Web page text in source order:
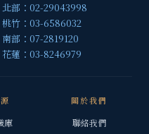
北部：02-29043998
桃竹：03-6586032
南部：07-2819120
花蓮：03-8246979
庫
關於我們
聯絡我們